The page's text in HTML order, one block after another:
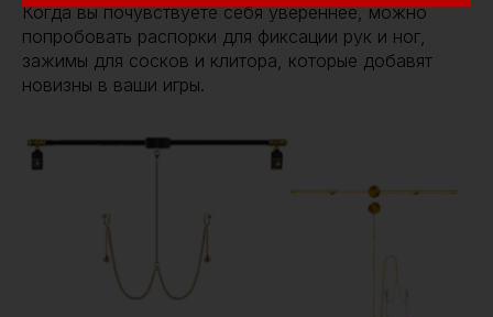
Когда вы почувствуете себя увереннее, можно
попробовать распорки для фиксации рук и ног,
зажимы для сосков и клитора, которые добавят
новизны в ваши игры.